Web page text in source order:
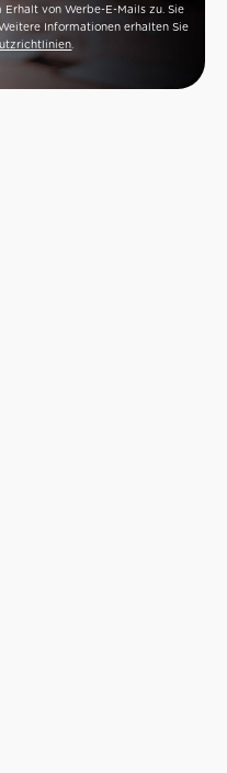
von Werbe-E-Mails zu. Sie
Informationen erhalten Sie
.